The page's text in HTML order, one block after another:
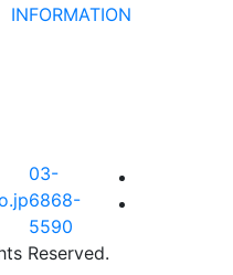
INFORMATION
03-
6868-
5590
Reserved.